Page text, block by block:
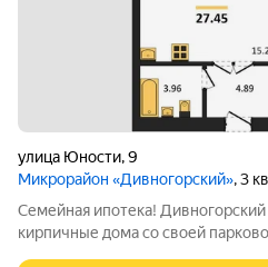
улица Юности,9
Микрорайон «Дивногорский», 3
Семейная ипотека! Дивногорский
кирпичные дома со своей